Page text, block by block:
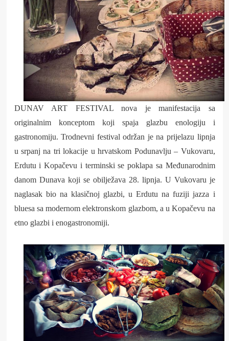
DUNAV ART FESTIVAL nova je manifestacija sa
originalnim konceptom koji spaja glazbu enologiju i
gastronomiju. Trodnevni festival održan je na prijelazu lipnja
u srpanj na tri lokacije u hrvatskom Podunavlju – Vukovaru,
Erdutu i Kopačevu i terminski se poklapa sa Međunarodnim
danom Dunava koji se obilježava 28. lipnja. U Vukovaru je
naglasak bio na klasičnoj glazbi, u Erdutu na fuziji jazza i
bluesa sa modernom elektronskom glazbom, a u Kopačevu na
etno glazbi i enogastronomiji.